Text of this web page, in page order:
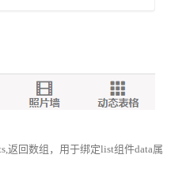
返回数组，用于绑定list组件data属